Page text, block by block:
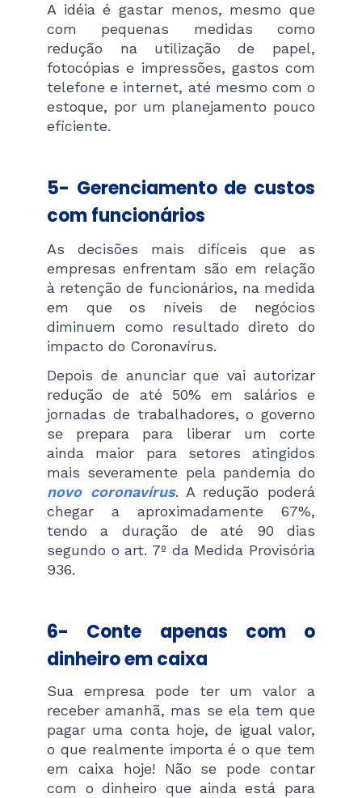
A idéia é gastar menos, mesmo que
com pequenas medidas como
redução na utilização de papel,
fotocópias e impressões, gastos com
telefone e internet, até mesmo com o
estoque, por um planejamento pouco
eficiente.
5- Gerenciamento de custos
com funcionários
As decisões mais difíceis que as
empresas enfrentam são em relação
à retenção de funcionários, na medida
em que os níveis de negócios
diminuem como resultado direto do
impacto do Coronavírus.
Depois de anunciar que vai autorizar
redução de até 50% em salários e
jornadas de trabalhadores, o governo
se prepara para liberar um corte
ainda maior para setores atingidos
mais severamente pela pandemia do
novo coronavírus. A redução poderá
chegar a aproximadamente 67%,
tendo a duração de até 90 dias
segundo o art. 7º da Medida Provisória
936.
6- Conte apenas com o
dinheiro em caixa
Sua empresa pode ter um valor a
receber amanhã, mas se ela tem que
pagar uma conta hoje, de igual valor,
o que realmente importa é o que tem
em caixa hoje! Não se pode contar
com o dinheiro que ainda está para